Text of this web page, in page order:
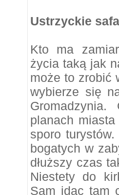
Ustrzyckie
Kto ma
życia taką jak
może to zrobić
wybierze się
planach
sporo
bogatych w
dłuższy czas
Niestety do
Sam idąc tam